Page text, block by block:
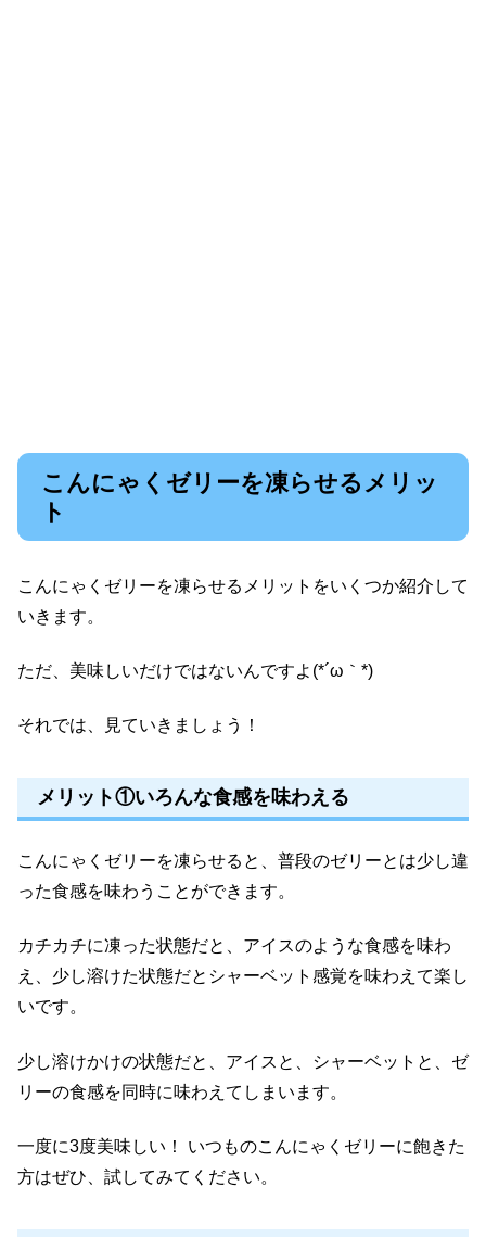
こんにゃくゼリーを凍らせるメリッ
ト
こんにゃくゼリーを凍らせるメリットをいくつか紹介して
いきます。
ただ、美味しいだけではないんですよ(*´ω｀*)
それでは、見ていきましょう！
メリット①いろんな食感を味わえる
こんにゃくゼリーを凍らせると、普段のゼリーとは少し違
った食感を味わうことができます。
カチカチに凍った状態だと、アイスのような食感を味わ
え、少し溶けた状態だとシャーベット感覚を味わえて楽し
いです。
少し溶けかけの状態だと、アイスと、シャーベットと、ゼ
リーの食感を同時に味わえてしまいます。
一度に3度美味しい！ いつものこんにゃくゼリーに飽きた
方はぜひ、試してみてください。